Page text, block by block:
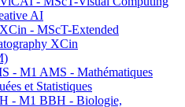
AI
- MScT-Extended
XCin
- M1 AMS - Mathématiques
et Statistiques
- M1 BBH - Biologie,